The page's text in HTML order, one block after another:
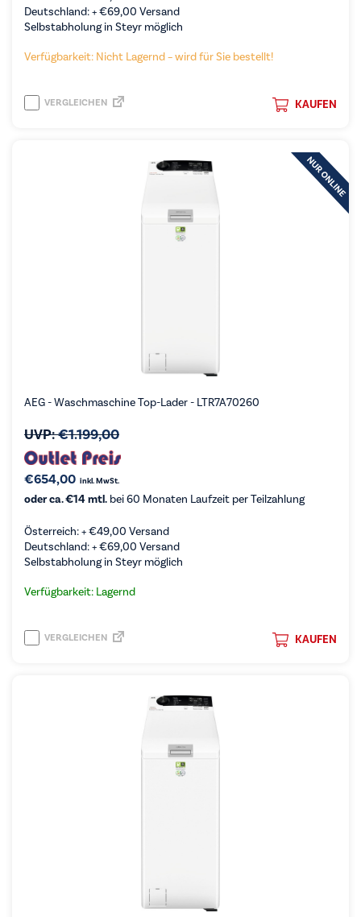
Deutschland: +€69,00 Versand
Selbstabholung in Steyr möglich
Verfügbarkeit: Nicht Lagernd – wird für Sie bestellt!
KAUFEN
VERGLEICHEN
AEG - Waschmaschine Top-Lader - LTR7A70260
UVP:€1.199,00
€654,00 inkl. MwSt.
oder ca. €14 mtl. bei 60 Monaten Laufzeit per Teilzahlung
Österreich: +€49,00 Versand
Deutschland: +€69,00 Versand
Selbstabholung in Steyr möglich
Verfügbarkeit: Lagernd
KAUFEN
VERGLEICHEN